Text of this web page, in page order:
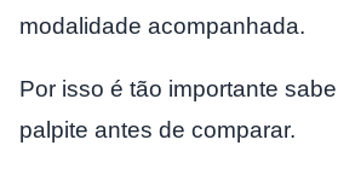
modalidade acompanhada.
Por isso é tão importante
palpite antes de comparar.